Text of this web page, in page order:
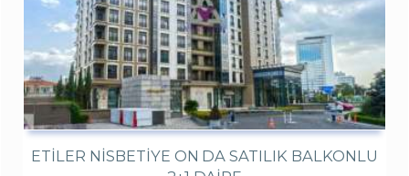
ETILER NISBETIYE ON DA SATILIK BALKONLU